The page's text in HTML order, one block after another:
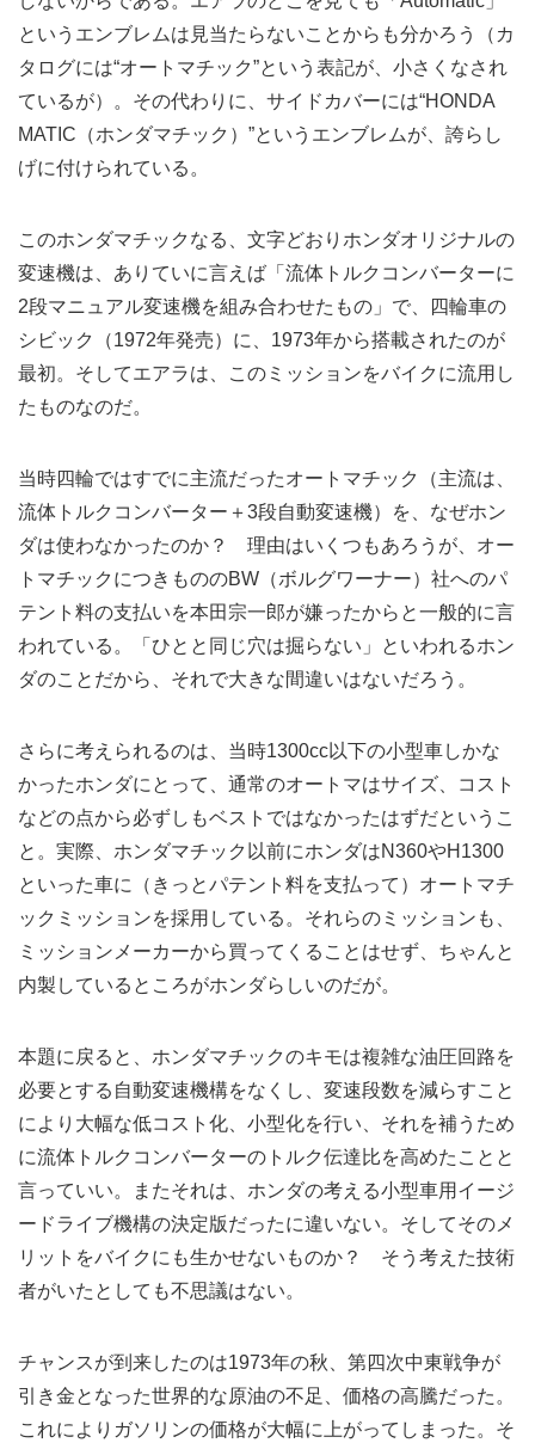
というエンブレムは見当たらないことからも分かろう（カ
タログには“オートマチック”という表記が、小さくなされ
ているが）。その代わりに、サイドカバーには“HONDA
MATIC（ホンダマチック）”というエンブレムが、誇らし
げに付けられている。
このホンダマチックなる、文字どおりホンダオリジナルの
変速機は、ありていに言えば「流体トルクコンバーターに
2段マニュアル変速機を組み合わせたもの」で、四輪車の
シビック（1972年発売）に、1973年から搭載されたのが
最初。そしてエアラは、このミッションをバイクに流用し
たものなのだ。
当時四輪ではすでに主流だったオートマチック（主流は、
流体トルクコンバーター＋3段自動変速機）を、なぜホン
ダは使わなかったのか？ 理由はいくつもあろうが、オー
トマチックにつきもののBW（ボルグワーナー）社へのパ
テント料の支払いを本田宗一郎が嫌ったからと一般的に言
われている。「ひとと同じ穴は掘らない」といわれるホン
ダのことだから、それで大きな間違いはないだろう。
さらに考えられるのは、当時1300cc以下の小型車しかな
かったホンダにとって、通常のオートマはサイズ、コスト
などの点から必ずしもベストではなかったはずだというこ
と。実際、ホンダマチック以前にホンダはN360やH1300
といった車に（きっとパテント料を支払って）オートマチ
ックミッションを採用している。それらのミッションも、
ミッションメーカーから買ってくることはせず、ちゃんと
内製しているところがホンダらしいのだが。
本題に戻ると、ホンダマチックのキモは複雑な油圧回路を
必要とする自動変速機構をなくし、変速段数を減らすこと
により大幅な低コスト化、小型化を行い、それを補うため
に流体トルクコンバーターのトルク伝達比を高めたことと
言っていい。またそれは、ホンダの考える小型車用イージ
ードライブ機構の決定版だったに違いない。そしてそのメ
リットをバイクにも生かせないものか？ そう考えた技術
者がいたとしても不思議はない。
チャンスが到来したのは1973年の秋、第四次中東戦争が
引き金となった世界的な原油の不足、価格の高騰だった。
これによりガソリンの価格が大幅に上がってしまった。そ